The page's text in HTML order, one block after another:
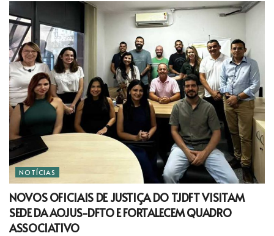
NOTÍCIAS
NOVOS OFICIAIS DE JUSTIÇA DO TJDFT VISITAM
SEDE DA AOJUS-DFTO E FORTALECEM QUADRO
ASSOCIATIVO